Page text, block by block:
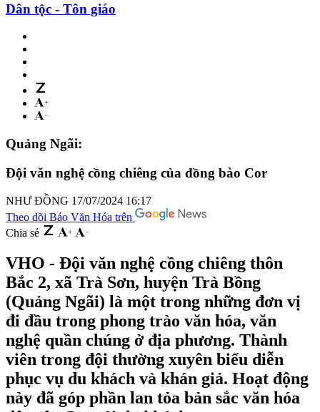
Dân tộc - Tôn giáo
Quảng Ngãi:
Đội văn nghệ cồng chiêng của đồng bào Cor
NHƯ ĐỒNG 17/07/2024 16:17
Theo dõi Báo Văn Hóa trên
Chia sẻ
VHO - Đội văn nghệ cồng chiêng thôn
Bắc 2, xã Trà Sơn, huyện Trà Bồng
(Quảng Ngãi) là một trong những đơn vị
đi đầu trong phong trào văn hóa, văn
nghệ quần chúng ở địa phương. Thành
viên trong đội thường xuyên biểu diễn
phục vụ du khách và khán giả. Hoạt động
này đã góp phần lan tỏa bản sắc văn hóa